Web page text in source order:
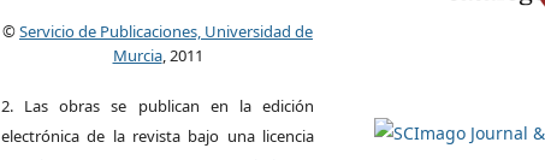
©Servicio de Publicaciones, Universidad de
Murcia, 2011
2. Las obras se publican en la edición
electrónica de la revista bajo una licencia